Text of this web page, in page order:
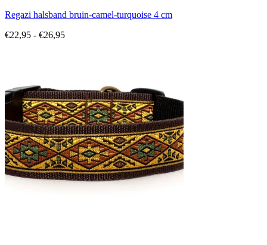
Regazi halsband bruin-camel-turquoise 4 cm
€22,95 - €26,95Prijsklasse: